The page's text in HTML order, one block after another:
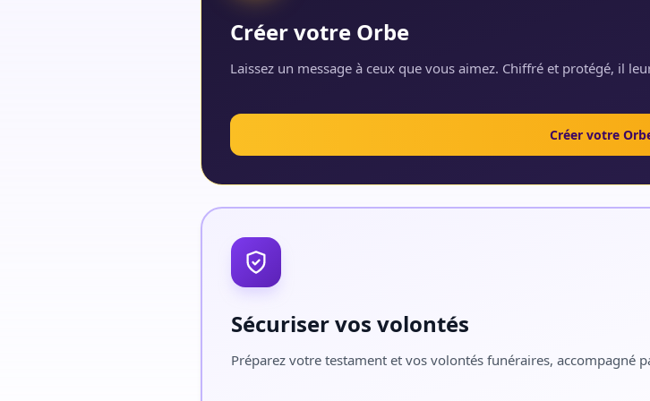
Créer votre Orbe
Laissez un message à ceux que vous aimez. Chiffré et protégé, il
Créer votre
Sécuriser vos volontés
Préparez votre testament et vos volontés funéraires, accompagné